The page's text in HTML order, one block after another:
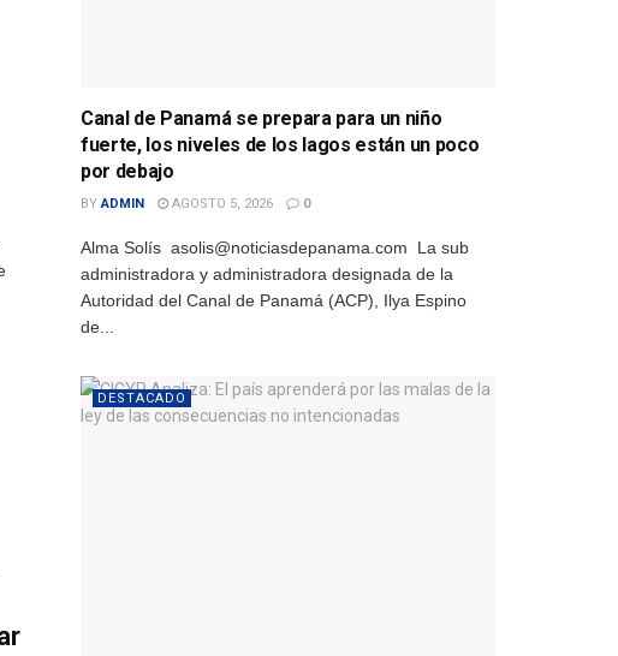
Canal de Panamá se prepara para un niño
fuerte, los niveles de los lagos están un poco
por debajo
BY ADMIN AGOSTO 5, 2026 0
Alma Solís asolis@noticiasdepanama.com La sub
administradora y administradora designada de la
Autoridad del Canal de Panamá (ACP), Ilya Espino
de...
DESTACADO